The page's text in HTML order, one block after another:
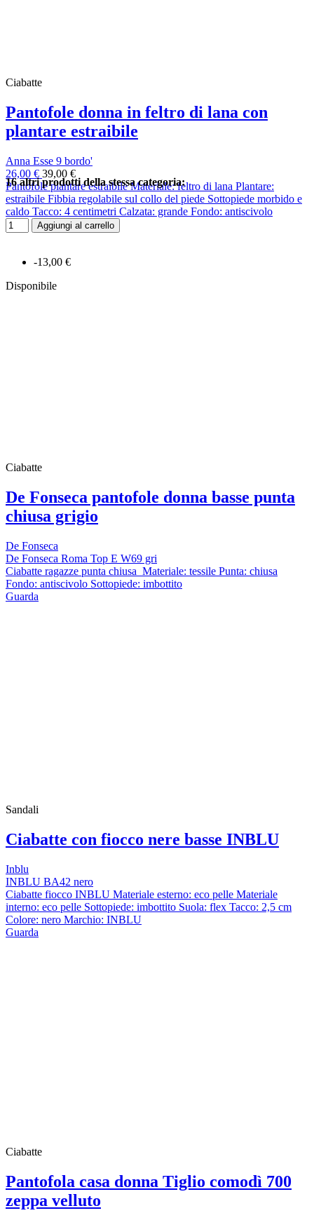
-13,00 €
Disponibile
Ciabatte
Pantofole donna in feltro di lana con
plantare estraibile
Anna Esse 9 bordo'
26,00 € 39,00 €
Pantofole plantare estraibile Materiale: feltro di lana Plantare:
estraibile Fibbia regolabile sul collo del piede Sottopiede morbido e
caldo Tacco: 4 centimetri Calzata: grande Fondo: antiscivolo
Aggiungi al carrello
16 altri prodotti della stessa categoria:
Ciabatte
De Fonseca pantofole donna basse punta
chiusa grigio
De Fonseca
De Fonseca Roma Top E W69 gri
Ciabatte ragazze punta chiusa Materiale: tessile Punta: chiusa
Fondo: antiscivolo Sottopiede: imbottito
Guarda
Sandali
Ciabatte con fiocco nere basse INBLU
Inblu
INBLU BA42 nero
Ciabatte fiocco INBLU Materiale esterno: eco pelle Materiale
interno: eco pelle Sottopiede: imbottito Suola: flex Tacco: 2,5 cm
Colore: nero Marchio: INBLU
Guarda
Ciabatte
Pantofola casa donna Tiglio comodì 700
zeppa velluto